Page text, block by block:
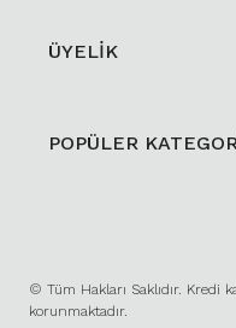
ÜYELİK
POPÜLER
© Tüm Hakları Saklıdır. Kredi
korunmaktadır.